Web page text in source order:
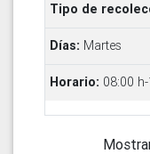
Martes
08:00